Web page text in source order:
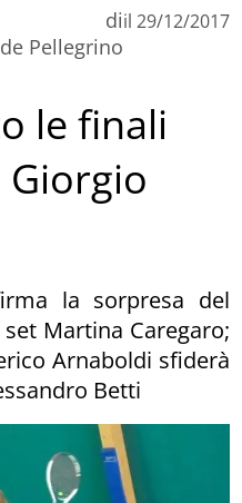
di
Pellegrino
il 29/12/2017
le finali
la sorpresa del
Martina Caregaro;
Arnaboldi sfiderà
Betti